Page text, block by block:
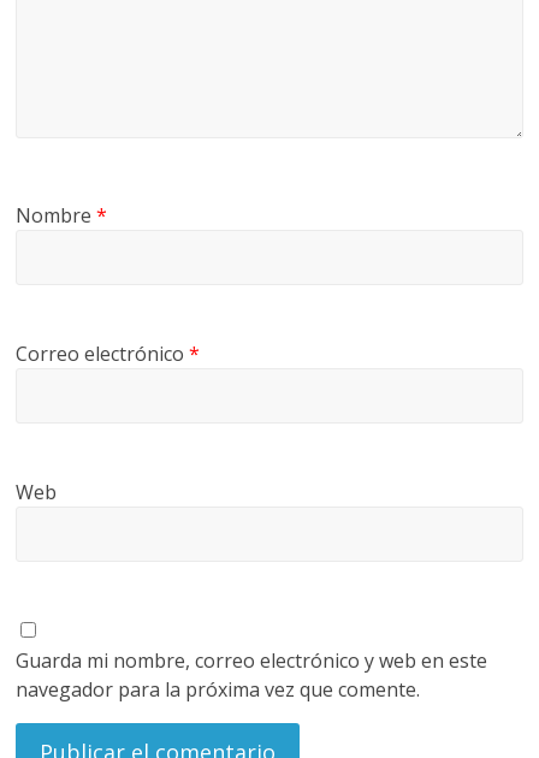
Nombre*
Correo electrónico*
Web
Guarda mi nombre, correo electrónico y web en este
navegador para la próxima vez que comente.